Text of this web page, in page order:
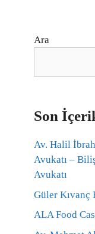
Ara
Son
Av. Halil
Avukatı –
Avukatı
Güler Kıvanç
ALA Food